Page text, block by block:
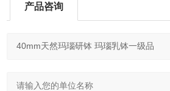
产品咨询